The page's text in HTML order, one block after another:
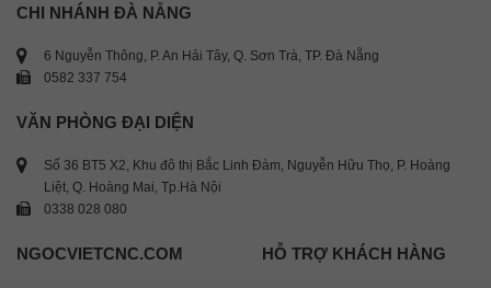
CHI NHÁNH ĐÀ NẴNG
6 Nguyễn Thông, P. An Hải Tây, Q. Sơn Trà, TP. Đà Nẵng
0582 337 754
VĂN PHÒNG ĐẠI DIỆN
Số 36 BT5 X2, Khu đô thị Bắc Linh Đàm, Nguyễn Hữu Thọ, P. Hoàng
Liệt, Q. Hoàng Mai, Tp.Hà Nội
0338 028 080
NGOCVIETCNC.COM HỖ TRỢ KHÁCH HÀNG